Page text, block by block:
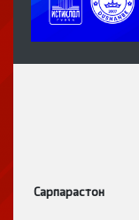
Сарпарастон